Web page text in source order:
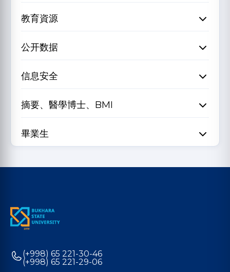
教育資源
公开数据
信息安全
摘要、醫學博士、BMI
畢業生
(+998) 65 221-30-46
(+998) 65 221-29-06